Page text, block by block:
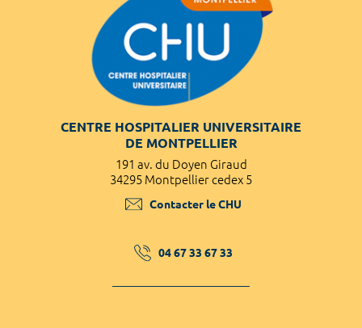
CENTRE HOSPITALIER UNIVERSITAIRE
DE MONTPELLIER
191 av. du Doyen Giraud
34295 Montpellier cedex 5
Contacter le CHU
04 67 33 67 33